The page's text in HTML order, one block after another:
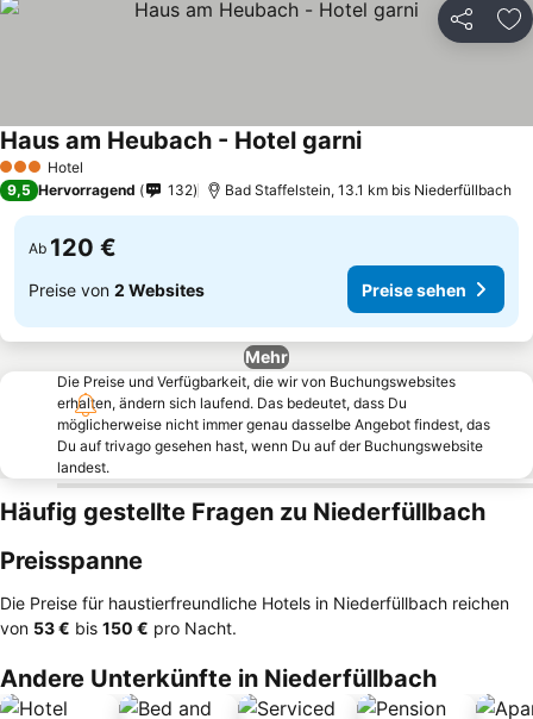
Teilen
3 SterneHotel
Haus am Heubach - Hotel garni
9,5 Hervorragend 132 Bad Staffelstein, 13.1 km bis Niederfüllbach
Ab 120 €
Preise von 2 Websites Preise sehen
Mehr
Die Preise und Verfügbarkeit, die wir von Buchungswebsites
erhalten, ändern sich laufend. Das bedeutet, dass Du
möglicherweise nicht immer genau dasselbe Angebot findest, das
Du auf trivago gesehen hast, wenn Du auf der Buchungswebsite
landest.
Häufig gestellte Fragen zu Niederfüllbach
Preisspanne
Die Preise für haustierfreundliche Hotels in Niederfüllbach reichen
von ‎53 € bis ‎150 € pro Nacht.
Andere Unterkünfte in Niederfüllbach